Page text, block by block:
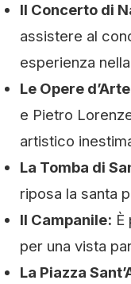
Il Concerto di
assistere al
esperienza
Le Opere
e Pietro
artistico
La Tomba di
riposa la santa
Il Campanile: È
per una vista
La Piazza